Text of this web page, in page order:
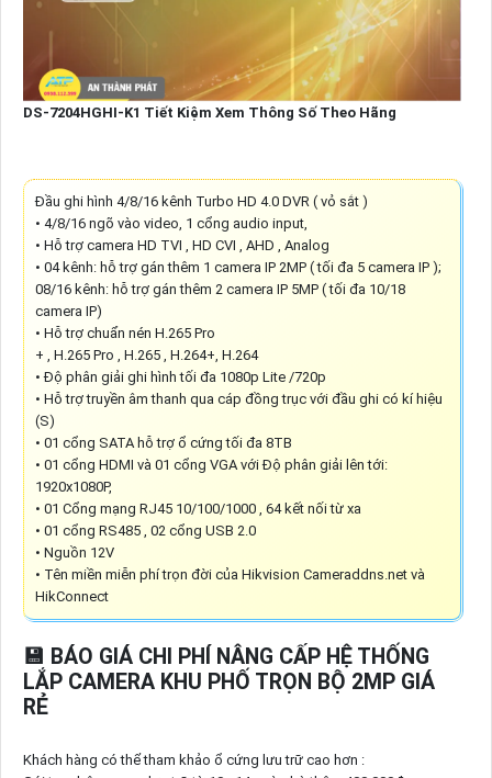
DS-7204HGHI-K1 Tiết Kiệm Xem Thông Số Theo Hãng
Đầu ghi hình 4/8/16 kênh Turbo HD 4.0 DVR ( vỏ sắt )
• 4/8/16 ngõ vào video, 1 cổng audio input,
• Hỗ trợ camera HD TVI , HD CVI , AHD , Analog
• 04 kênh: hỗ trợ gán thêm 1 camera IP 2MP ( tối đa 5 camera IP );
08/16 kênh: hỗ trợ gán thêm 2 camera IP 5MP ( tối đa 10/18
camera IP)
• Hỗ trợ chuẩn nén H.265 Pro
+ , H.265 Pro , H.265 , H.264+, H.264
• Độ phân giải ghi hình tối đa 1080p Lite /720p
• Hỗ trợ truyền âm thanh qua cáp đồng trục với đầu ghi có kí hiệu
(S)
• 01 cổng SATA hỗ trợ ổ cứng tối đa 8TB
• 01 cổng HDMI và 01 cổng VGA với Độ phân giải lên tới:
1920x1080P,
• 01 Cổng mạng RJ45 10/100/1000 , 64 kết nối từ xa
• 01 cổng RS485 , 02 cổng USB 2.0
• Nguồn 12V
• Tên miền miễn phí trọn đời của Hikvision Cameraddns.net và
HikConnect
💾 BÁO GIÁ CHI PHÍ NÂNG CẤP HỆ THỐNG
LẮP CAMERA KHU PHỐ TRỌN BỘ 2MP GIÁ
RẺ
Khách hàng có thể tham khảo ổ cứng lưu trữ cao hơn :